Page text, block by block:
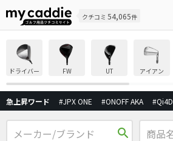
クチコミ 54,065件
ドライバー FW UT アイアン
急上昇ワード #JPX ONE #ONOFF AKA #Qi4D
search